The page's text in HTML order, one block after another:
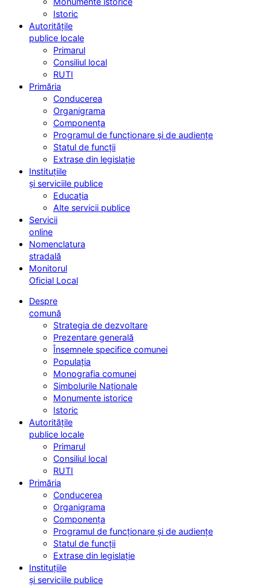
Istoric
Autoritățile
publice locale
Primarul
Consiliul local
RUTI
Primăria
Conducerea
Organigrama
Componența
Programul de funcționare și de audiențe
Statul de funcții
Extrase din legislație
Instituțiile
și serviciile publice
Educația
Alte servicii publice
Servicii
online
Nomenclatura
stradală
Monitorul
Oficial Local
Despre
comună
Strategia de dezvoltare
Prezentare generală
Însemnele specifice comunei
Populația
Monografia comunei
Simbolurile Naționale
Monumente istorice
Istoric
Autoritățile
publice locale
Primarul
Consiliul local
RUTI
Primăria
Conducerea
Organigrama
Componența
Programul de funcționare și de audiențe
Statul de funcții
Extrase din legislație
Instituțiile
și serviciile publice